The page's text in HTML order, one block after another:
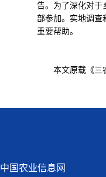
告。为了深化对于
部参加。实地调查
重要帮助。
本文原载《三农
中国农业信息网